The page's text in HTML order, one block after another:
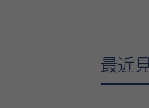
最近